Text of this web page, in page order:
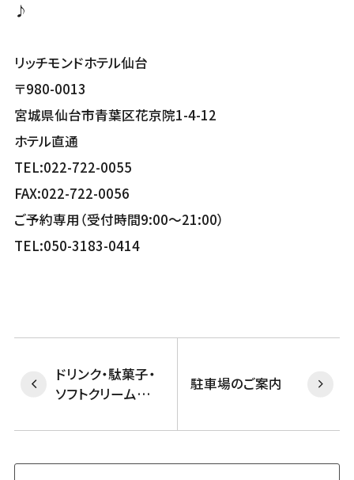
♪
リッチモンドホテル仙台
〒980-0013
宮城県仙台市青葉区花京院1-4-12
ホテル直通
TEL:022-722-0055
FAX:022-722-0056
ご予約専用（受付時間9:00～21:00）
TEL:050-3183-0414
ドリンク・駄菓子・
ソフトクリーム食べ
駐車場のご案内